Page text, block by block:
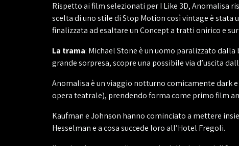
Rispetto ai film selezionati per I Like 3D, Anomalisa
scelta di uno stile di Stop Motion così vintage è
finalizzata ad esaltare un Concept a tratti onirico e
La trama: Michael Stone è un uomo paralizzato
grande sorpresa, scopre una possibile via d’uscita
Anomalisa è un viaggio notturno comicamente dark
opera teatrale), prendendo forma come primo film
Kaufman e Johnson hanno cominciato a mettere
Hesselman e a cosa succede loro all’Hotel Fregoli.